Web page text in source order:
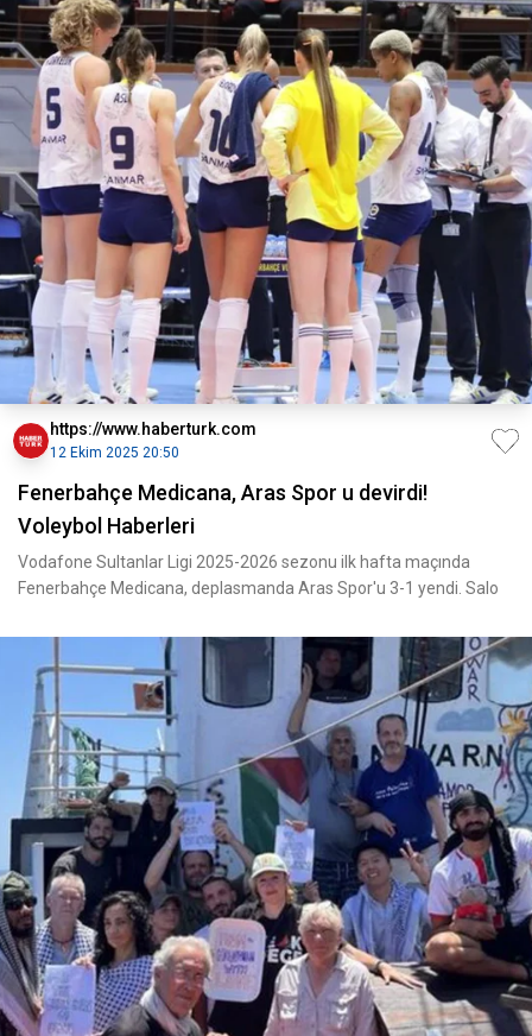
https://www.haberturk.com
12 Ekim 2025 20:50
Fenerbahçe Medicana, Aras Spor u devirdi!
Voleybol Haberleri
Vodafone Sultanlar Ligi 2025-2026 sezonu ilk hafta maçında
Fenerbahçe Medicana, deplasmanda Aras Spor'u 3-1 yendi. Salo